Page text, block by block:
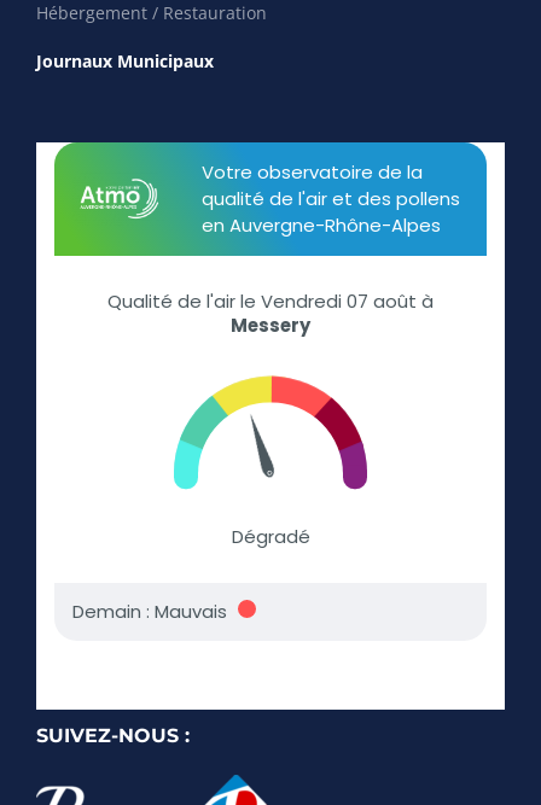
Hébergement / Restauration
Journaux Municipaux
SUIVEZ-NOUS :